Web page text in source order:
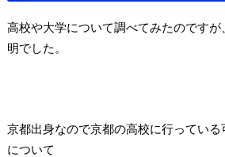
高校や大学について調べてみたのです
明でした。
京都出身なので京都の高校に行ってい
について